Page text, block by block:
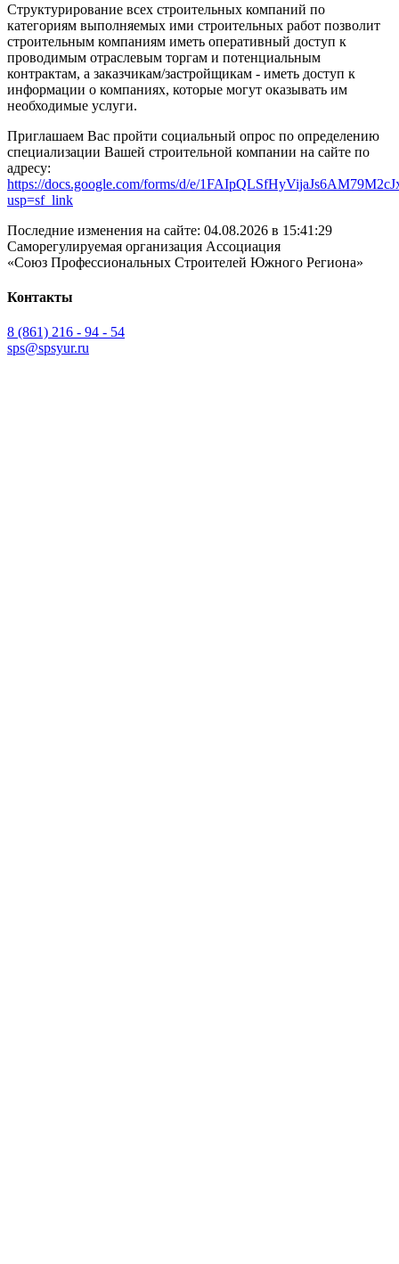
Структурирование всех строительных компаний по
категориям выполняемых ими строительных работ позволит
строительным компаниям иметь оперативный доступ к
проводимым отраслевым торгам и потенциальным
контрактам, а заказчикам/застройщикам - иметь доступ к
информации о компаниях, которые могут оказывать им
необходимые услуги.
Приглашаем Вас пройти социальный опрос по определению
специализации Вашей строительной компании на сайте по
адресу:
https://docs.google.com/forms/d/e/
usp=sf_link
Последние изменения на сайте: 04.08.2026 в 15:41:29
Саморегулируемая организация Ассоциация
«Союз Профессиональных Строителей Южного Региона»
Контакты
8 (861) 216 - 94 - 54
sps@spsyur.ru